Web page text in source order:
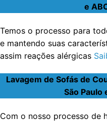
e
Temos o processo para
e mantendo suas
assim reações alérgicas
Lavagem de Sofás de
São Paulo
Com o nosso processo de